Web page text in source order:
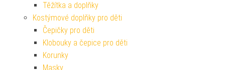
Těžítka a doplňky
Kostýmové doplňky pro děti
Čepičky pro děti
Klobouky a čepice pro děti
Korunky
Masky